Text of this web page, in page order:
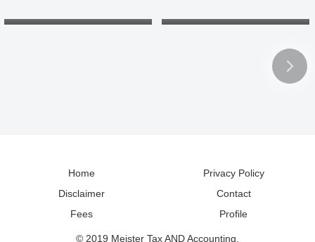
理と税務調整は？
ンで地理と読み方の勉強
Home
Privacy Policy
Disclaimer
Contact
Fees
Profile
© 2019 Meister Tax AND Accounting.